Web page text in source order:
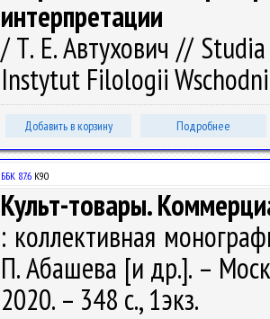
интерпретации
/ Т. Е. Автухович //
Instytut Filologii
Добавить в корзину Подробнее
ББК 87.6 К90
Культ-товары.
: коллективная
П. Абашева [и др.]. –
2020. – 348 с., 1экз.